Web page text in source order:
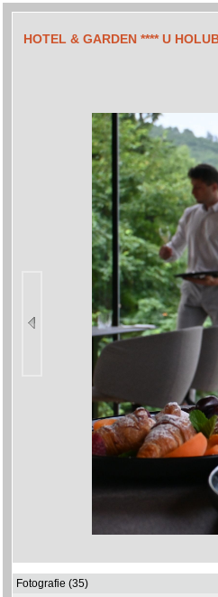
HOTEL & GARDEN **** U
Fotografie (35)